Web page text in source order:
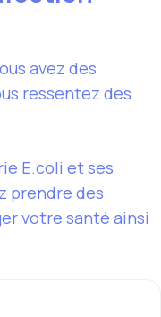
avez des
ressentez des
E.coli et ses
prendre des
votre santé ainsi